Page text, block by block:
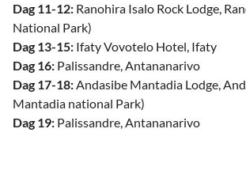
Dag 11-12: Ranohira Isalo Rock Lodge,
National Park)
Dag 13-15: Ifaty Vovotelo Hotel, Ifaty
Dag 16: Palissandre, Antananarivo
Dag 17-18:Andasibe Mantadia Lodge,
Mantadia national Park)
Dag 19: Palissandre, Antananarivo